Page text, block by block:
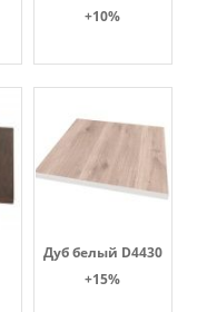
+10%
Дуб белый D4430
+15%